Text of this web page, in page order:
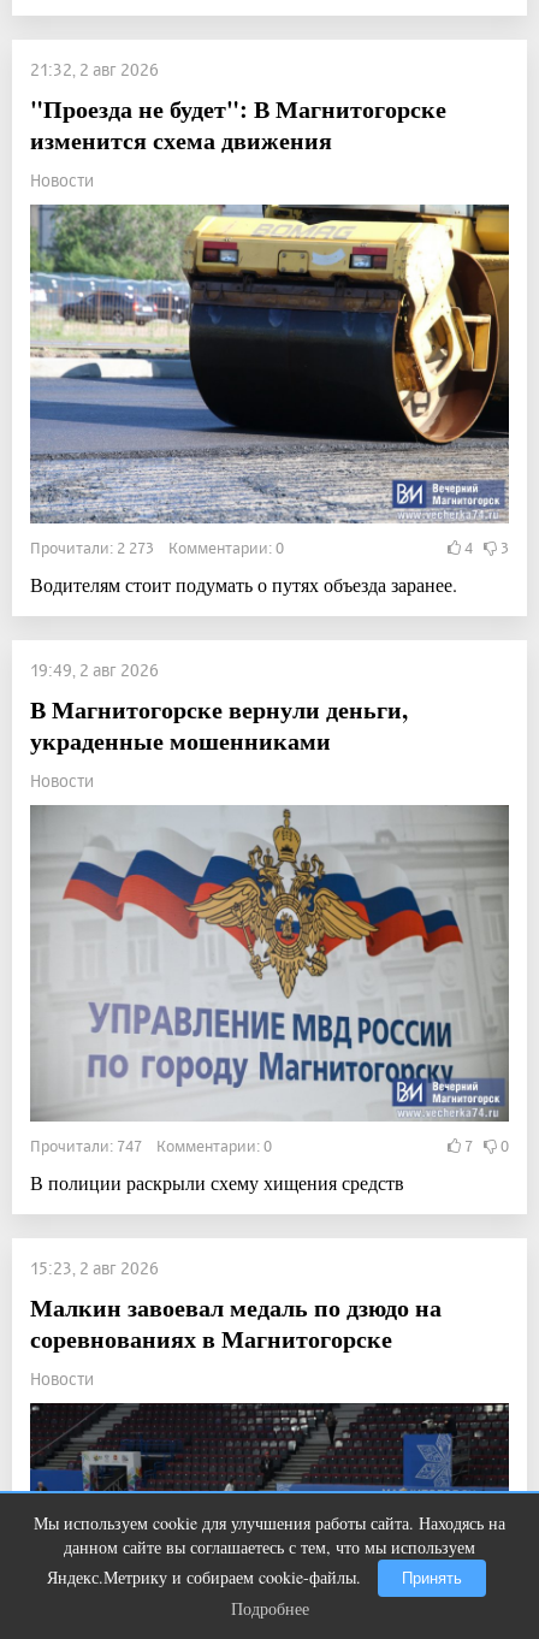
21:32, 2 авг 2026
"Проезда не будет": В Магнитогорске
изменится схема движения
Новости
Прочитали: 2 273 Комментарии: 0 4 3
Водителям стоит подумать о путях объезда заранее.
19:49, 2 авг 2026
В Магнитогорске вернули деньги,
украденные мошенниками
Новости
Прочитали: 747 Комментарии: 0 7 0
В полиции раскрыли схему хищения средств
15:23, 2 авг 2026
Малкин завоевал медаль по дзюдо на
соревнованиях в Магнитогорске
Новости
Мы используем cookie для улучшения работы сайта. Находясь на
данном сайте вы соглашаетесь с тем, что мы используем
Яндекс.Метрику и собираем cookie-файлы.
Принять
Подробнее
Ролик из Омска: вы будете смеяться
долго
Подробнее